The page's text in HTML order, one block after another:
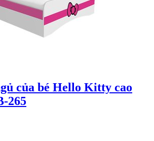
của bé Hello Kitty cao
265